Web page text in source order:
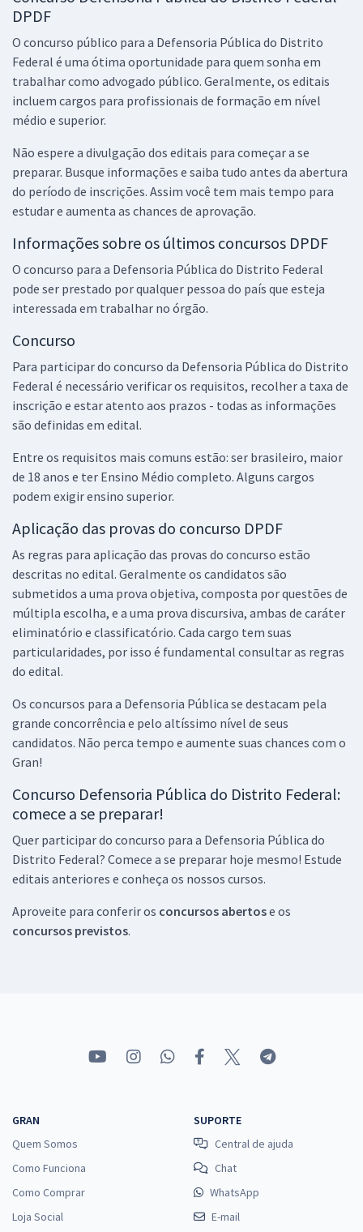
Comprar
Judiciária) - com Cris Capita
12x de R$ 66,42
ou R$ 797,00 à vista
Comprar
DPDF - Defensora Pública do Distrito Federal - Analista de Apoio à
Assistência Judiciária - Especialidade: Administração
Comprar
DPDF - Defensora Pública do Distrito Federal - Conhecimentos
Específicos para o Cargo: Analista de Apoio à Assistência Judiciária -
ou 12x deR$25,32
Economize R$ 75,96 (-20%)
Comprar
Básicos para Analista de Apoio à Assistência Judiciária
R$ 167,84à vista
ou 12x de R$13,99
Comprar
DPDF - Defensora Pública do Distrito Federal - Legislação para
Analista de Apoio à Assistência Judiciária - Professores: Marco
DPDF
O concurso público para a Defensoria Pública do Distrito
Federal é uma ótima oportunidade para quem sonha em
trabalhar como advogado público. Geralmente, os editais
incluem cargos para profissionais de formação em nível
médio e superior.
Não espere a divulgação dos editais para começar a se
preparar. Busque informações e saiba tudo antes da abertura
do período de inscrições. Assim você tem mais tempo para
estudar e aumenta as chances de aprovação.
Informações sobre os últimos concursos DPDF
O concurso para a Defensoria Pública do Distrito Federal
pode ser prestado por qualquer pessoa do país que esteja
interessada em trabalhar no órgão.
Concurso
Para participar do concurso da Defensoria Pública do Distrito
Federal é necessário verificar os requisitos, recolher a taxa de
inscrição e estar atento aos prazos - todas as informações
são definidas em edital.
Entre os requisitos mais comuns estão: ser brasileiro, maior
de 18 anos e ter Ensino Médio completo. Alguns cargos
podem exigir ensino superior.
Aplicação das provas do concurso DPDF
As regras para aplicação das provas do concurso estão
descritas no edital. Geralmente os candidatos são
submetidos a uma prova objetiva, composta por questões de
múltipla escolha, e a uma prova discursiva, ambas de caráter
eliminatório e classificatório. Cada cargo tem suas
particularidades, por isso é fundamental consultar as regras
do edital.
Os concursos para a Defensoria Pública se destacam pela
grande concorrência e pelo altíssimo nível de seus
candidatos. Não perca tempo e aumente suas chances com o
Gran!
Concurso Defensoria Pública do Distrito Federal:
comece a se preparar!
Quer participar do concurso para a Defensoria Pública do
Distrito Federal? Comece a se preparar hoje mesmo! Estude
editais anteriores e conheça os nossos cursos.
Aproveite para conferir os concursos abertose os
concursos previstos.
GRAN
Quem Somos
Como Funciona
Como Comprar
Loja Social
SUPORTE
Central de ajuda
Chat
WhatsApp
E-mail